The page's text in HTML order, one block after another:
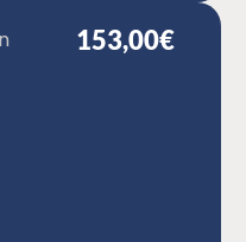
153,00€